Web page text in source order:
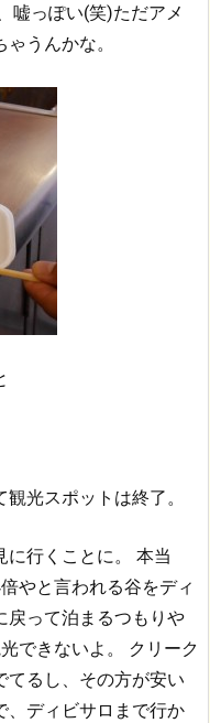
嘘っぽい(笑)ただアメ
うんかな。
光スポットは終了。
行くことに。
本当
やと言われる谷をディ
戻って泊まるつもりや
できないよ。
クリーク
てるし、その方が安い
、ディビサロまで行か